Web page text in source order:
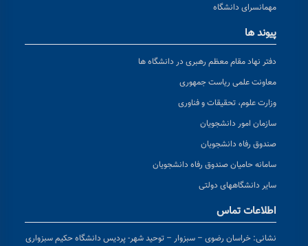
مهمانسرای دانشگاه
پیوند ها
دفتر نهاد مقام معظم رهبری در دانشگاه ها
معاونت علمی ریاست جمهوری
وزارت علوم، تحقیقات و فناوری
سازمان امور دانشجویان
صندوق رفاه دانشجویان
سامانه حامیان صندوق رفاه دانشجویان
سایر دانشگاههای دولتی
اطلاعات تماس
نشانی: خراسان رضوی – سبزوار – توحید شهر- پردیس دانشگاه حکیم سبزواری